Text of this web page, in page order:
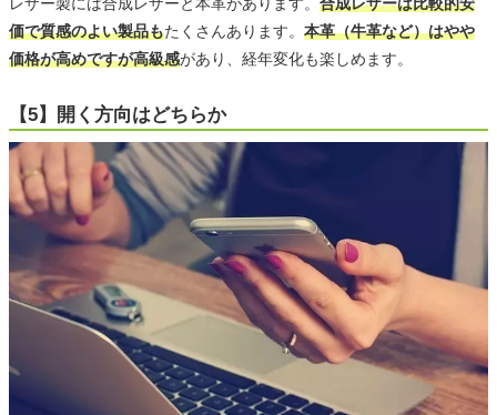
レザー製には合成レザーと本革があります。 合成レザーは比較的安
価で質感のよい製品もたくさんあります。 本革（牛革など）はやや
価格が高めですが高級感があり、経年変化も楽しめます。
【5】開く方向はどちらか